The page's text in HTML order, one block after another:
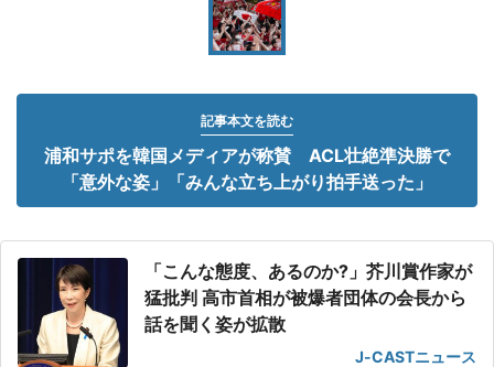
記事本文を読む
浦和サポを韓国メディアが称賛 ACL壮絶準決勝で
「意外な姿」「みんな立ち上がり拍手送った」
「こんな態度、あるのか?」芥川賞作家が
猛批判 高市首相が被爆者団体の会長から
話を聞く姿が拡散
J-CASTニュース